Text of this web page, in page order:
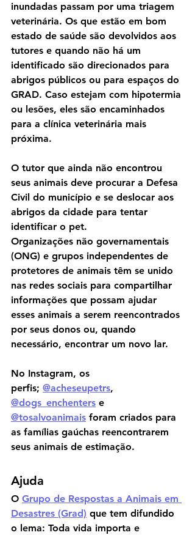
inundadas passam por uma triagem
veterinária. Os que estão em bom
estado de saúde são devolvidos aos
tutores e quando não há um
identificado são direcionados para
abrigos públicos ou para espaços do
GRAD. Caso estejam com hipotermia
ou lesões, eles são encaminhados
para a clínica veterinária mais
próxima.
O tutor que ainda não encontrou
seus animais deve procurar a Defesa
Civil do município e se deslocar aos
abrigos da cidade para tentar
identificar o pet.
Organizações não governamentais
(ONG) e grupos independentes de
protetores de animais têm se unido
nas redes sociais para compartilhar
informações que possam ajudar
esses animais a serem reencontrados
por seus donos ou, quando
necessário, encontrar um novo lar.
No Instagram, os
perfis; @acheseupetrs,
@dogs_enchenters e
@tosalvoanimais foram criados para
as famílias gaúchas reencontrarem
seus animais de estimação.
Ajuda
O Grupo de Respostas a Animais em
Desastres (Grad) que tem difundido
o lema: Toda vida importa e